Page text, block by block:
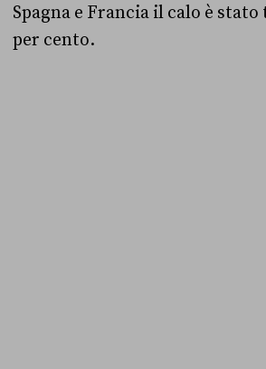
Spagna e Francia il calo è stato
per cento.